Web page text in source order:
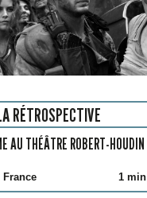
RÉTROSPECTIVE
AU THÉÂTRE ROBERT-HOUDIN
France 1 min